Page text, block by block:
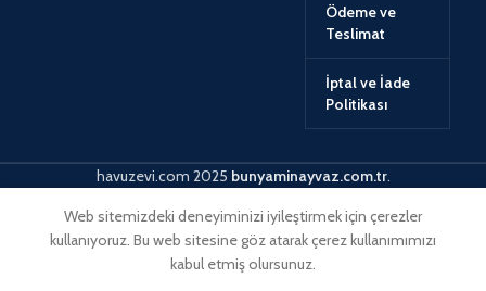
Ödeme ve
Teslimat
İptal ve İade
Politikası
havuzevi.com 2025 bunyaminayvaz.com.tr.
Web sitemizdeki deneyiminizi iyileştirmek için çerezler
kullanıyoruz. Bu web sitesine göz atarak çerez kullanımımızı
kabul etmiş olursunuz.